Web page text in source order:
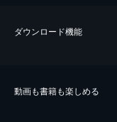
ダウンロード機能
動画も書籍も楽しめる